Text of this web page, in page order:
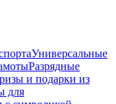
Универсальные
Разрядные
и подарки из
для